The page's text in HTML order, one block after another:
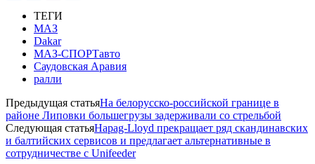
ТЕГИ
МАЗ
Dakar
МАЗ-СПОРТавто
Саудовская Аравия
ралли
Предыдущая статьяНа белорусско-российской границе в
районе Липовки большегрузы задерживали со стрельбой
Следующая статьяHapag-Lloyd прекращает ряд скандинавских
и балтийских сервисов и предлагает альтернативные в
сотрудничестве с Unifeeder